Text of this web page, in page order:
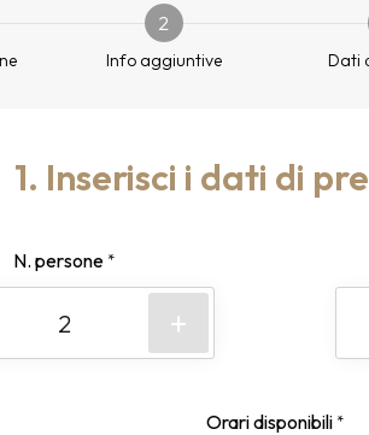
2
Info aggiuntive Dati
1. Inserisci i dati di
N. persone *
+
Orari disponibili *